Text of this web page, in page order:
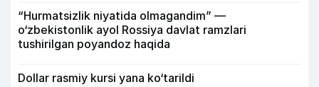
“Hurmatsizlik niyatida olmagandim” —
o‘zbekistonlik ayol Rossiya davlat ramzlari
tushirilgan poyandoz haqida
Dollar rasmiy kursi yana ko‘tarildi